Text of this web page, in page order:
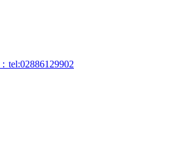
tel:02886129902